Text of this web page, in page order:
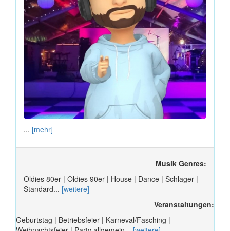
... [mehr]
Musik Genres:
Oldies 80er | Oldies 90er | House | Dance | Schlager |
Standard... [weitere]
Veranstaltungen:
Geburtstag | Betriebsfeier | Karneval/Fasching |